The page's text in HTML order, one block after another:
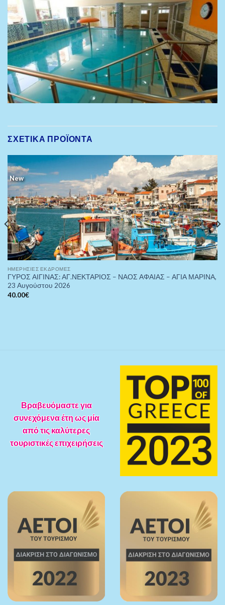
ΣΧΕΤΙΚΆ ΠΡΟΪΌΝΤΑ
New
ΗΜΕΡΉΣΙΕΣ ΕΚΔΡΟΜΈΣ
ΓΥΡΟΣ ΑΙΓΙΝΑΣ: ΑΓ.ΝΕΚΤΑΡΙΟΣ – ΝΑΟΣ ΑΦΑΙΑΣ – ΑΓΙΑ ΜΑΡΙΝΑ,
23 Αυγούστου 2026
40.00€
Βραβευόμαστε για
συνεχόμενα έτη ως μία
από τις καλύτερες
τουριστικές επιχειρήσεις